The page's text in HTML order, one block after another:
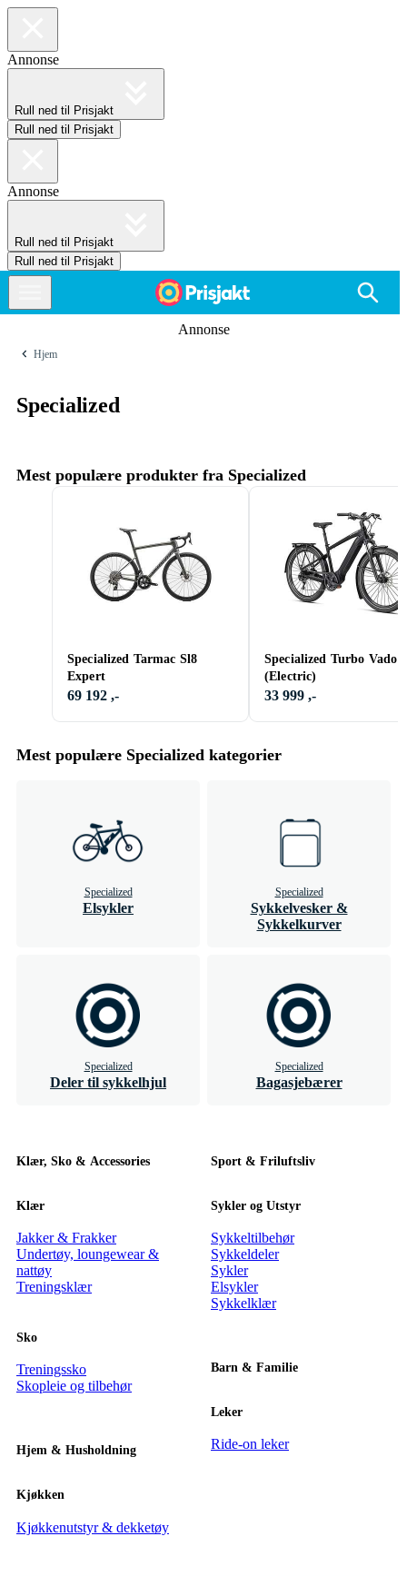
Annonse
Rull ned til Prisjakt
Rull ned til Prisjakt
Annonse
Rull ned til Prisjakt
Rull ned til Prisjakt
Annonse
Hjem
Specialized
Mest populære produkter fra Specialized
Specialized Tarmac Sl8
Expert
69 192 ,-
Specialized Turbo Vado
(Electric)
33 999 ,-
Mest populære Specialized kategorier
Specialized
Elsykler
Specialized
Sykkelvesker &
Sykkelkurver
Specialized
Deler til sykkelhjul
Specialized
Bagasjebærer
Klær, Sko & Accessories
Klær
Jakker & Frakker
Undertøy, loungewear &
nattøy
Treningsklær
Sko
Treningssko
Skopleie og tilbehør
Hjem & Husholdning
Kjøkken
Kjøkkenutstyr & dekketøy
Sport & Friluftsliv
Sykler og Utstyr
Sykkeltilbehør
Sykkeldeler
Sykler
Elsykler
Sykkelklær
Barn & Familie
Leker
Ride-on leker